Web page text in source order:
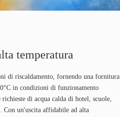
temperatura
di riscaldamento, fornendo una fornitura
in condizioni di funzionamento
di acqua calda di hotel, scuole,
Con un'uscita affidabile ad alta